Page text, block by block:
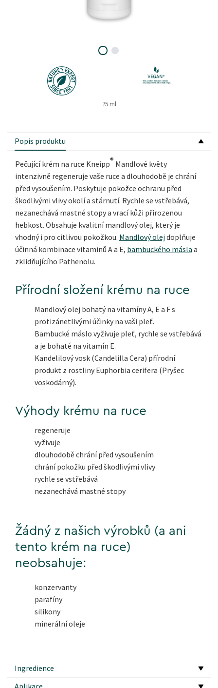
75 ml
Popis produktu
Pečující krém na ruce Kneipp® Mandlové květy
intenzivně regeneruje vaše ruce a dlouhodobě je chrání
před vysoušením. Poskytuje pokožce ochranu před
škodlivými vlivy okolí a stárnutí. Rychle se vstřebává,
nezanechává mastné stopy a vrací kůži přirozenou
hebkost. Obsahuje kvalitnímandlový olej, který je
vhodný i pro citlivou pokožkou. Mandlový olejdoplňuje
účinná kombinace vitaminů Aa E, bambuckého másla a
zklidňujícího Pathenolu.
Přírodní složení krému na ruce
Mandlový olej bohatý na vitamíny A, E a F s
protizánetlivými účinky na vaši pleť.
Bambucké máslo vyživuje pleť, rychle se vstřebává
a je bohaté na vitamín E.
Kandelilový vosk (Candelilla Cera) přírodní
produkt z rostliny Euphorbia cerifera (Pryšec
voskodárný).
Výhody krému na ruce
regeneruje
vyživuje
dlouhodobě chrání před vysoušením
chrání pokožku před škodlivými vlivy
rychle se vstřebává
nezanechává mastné stopy
Žádný z našich výrobků (a ani
tento krém na ruce)
neobsahuje:
konzervanty
parafíny
silikony
minerální oleje
Ingredience